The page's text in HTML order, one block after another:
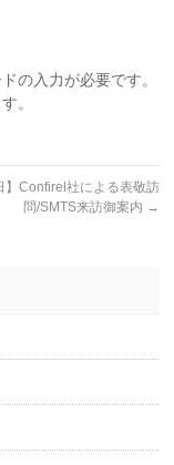
の入力が必要です。
。
】Confirel社による表敬訪
問/SMTS来訪御案内 →